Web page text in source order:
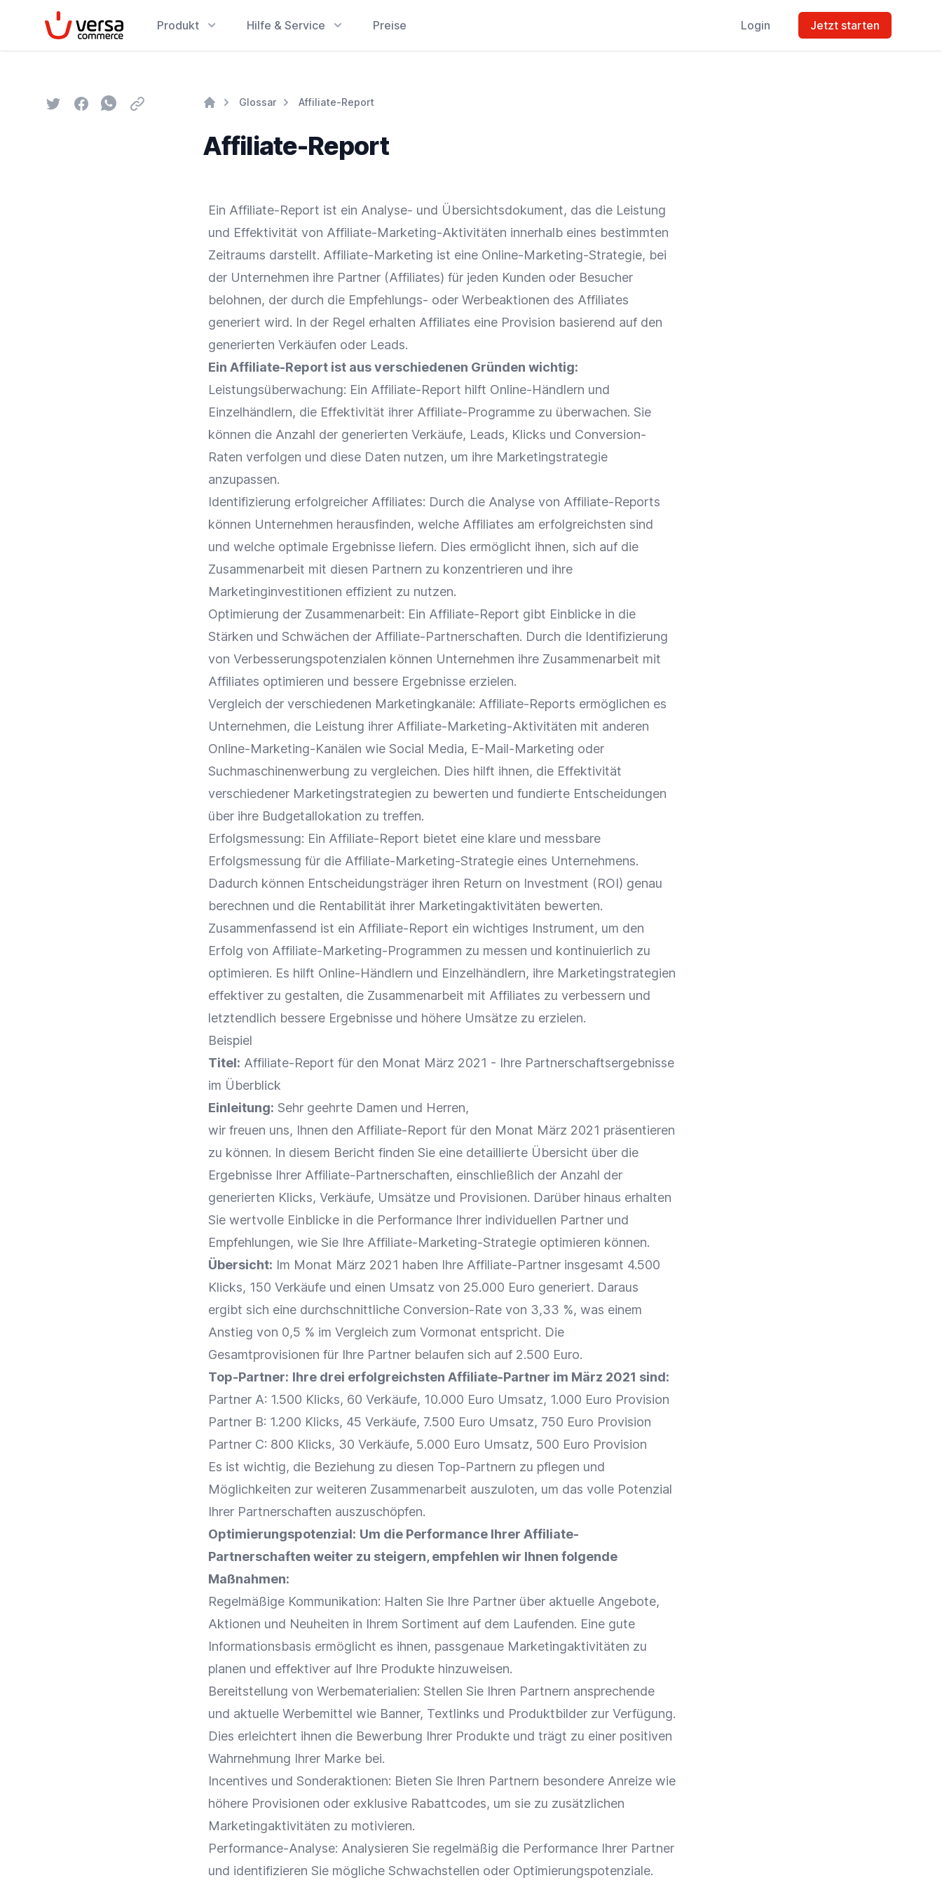
VersaCommerce Produkt Hilfe & Service Preise Login Jetzt starten
TwitterFacebookWhatsapp
Email Glossar Affiliate-Report
Affiliate-Report
Ein Affiliate-Report ist ein Analyse- und Übersichtsdokument, das die Leistung
und Effektivität von Affiliate-Marketing-Aktivitäten innerhalb eines bestimmten
Zeitraums darstellt. Affiliate-Marketing ist eine Online-Marketing-Strategie, bei
der Unternehmen ihre Partner (Affiliates) für jeden Kunden oder Besucher
belohnen, der durch die Empfehlungs- oder Werbeaktionen des Affiliates
generiert wird. In der Regel erhalten Affiliates eine Provision basierend auf den
generierten Verkäufen oder Leads.
Ein Affiliate-Report ist aus verschiedenen Gründen wichtig:
Leistungsüberwachung: Ein Affiliate-Report hilft Online-Händlern und
Einzelhändlern, die Effektivität ihrer Affiliate-Programme zu überwachen. Sie
können die Anzahl der generierten Verkäufe, Leads, Klicks und Conversion-
Raten verfolgen und diese Daten nutzen, um ihre Marketingstrategie
anzupassen.
Identifizierung erfolgreicher Affiliates: Durch die Analyse von Affiliate-Reports
können Unternehmen herausfinden, welche Affiliates am erfolgreichsten sind
und welche optimale Ergebnisse liefern. Dies ermöglicht ihnen, sich auf die
Zusammenarbeit mit diesen Partnern zu konzentrieren und ihre
Marketinginvestitionen effizient zu nutzen.
Optimierung der Zusammenarbeit: Ein Affiliate-Report gibt Einblicke in die
Stärken und Schwächen der Affiliate-Partnerschaften. Durch die Identifizierung
von Verbesserungspotenzialen können Unternehmen ihre Zusammenarbeit mit
Affiliates optimieren und bessere Ergebnisse erzielen.
Vergleich der verschiedenen Marketingkanäle: Affiliate-Reports ermöglichen es
Unternehmen, die Leistung ihrer Affiliate-Marketing-Aktivitäten mit anderen
Online-Marketing-Kanälen wie Social Media, E-Mail-Marketing oder
Suchmaschinenwerbung zu vergleichen. Dies hilft ihnen, die Effektivität
verschiedener Marketingstrategien zu bewerten und fundierte Entscheidungen
über ihre Budgetallokation zu treffen.
Erfolgsmessung: Ein Affiliate-Report bietet eine klare und messbare
Erfolgsmessung für die Affiliate-Marketing-Strategie eines Unternehmens.
Dadurch können Entscheidungsträger ihren Return on Investment (ROI) genau
berechnen und die Rentabilität ihrer Marketingaktivitäten bewerten.
Zusammenfassend ist ein Affiliate-Report ein wichtiges Instrument, um den
Erfolg von Affiliate-Marketing-Programmen zu messen und kontinuierlich zu
optimieren. Es hilft Online-Händlern und Einzelhändlern, ihre Marketingstrategien
effektiver zu gestalten, die Zusammenarbeit mit Affiliates zu verbessern und
letztendlich bessere Ergebnisse und höhere Umsätze zu erzielen.
Beispiel
Titel: Affiliate-Report für den Monat März 2021 - Ihre Partnerschaftsergebnisse
im Überblick
Einleitung: Sehr geehrte Damen und Herren,
wir freuen uns, Ihnen den Affiliate-Report für den Monat März 2021 präsentieren
zu können. In diesem Bericht finden Sie eine detaillierte Übersicht über die
Ergebnisse Ihrer Affiliate-Partnerschaften, einschließlich der Anzahl der
generierten Klicks, Verkäufe, Umsätze und Provisionen. Darüber hinaus erhalten
Sie wertvolle Einblicke in die Performance Ihrer individuellen Partner und
Empfehlungen, wie Sie Ihre Affiliate-Marketing-Strategie optimieren können.
Übersicht: Im Monat März 2021 haben Ihre Affiliate-Partner insgesamt 4.500
Klicks, 150 Verkäufe und einen Umsatz von 25.000 Euro generiert. Daraus
ergibt sich eine durchschnittliche Conversion-Rate von 3,33 %, was einem
Anstieg von 0,5 % im Vergleich zum Vormonat entspricht. Die
Gesamtprovisionen für Ihre Partner belaufen sich auf 2.500 Euro.
Top-Partner: Ihre drei erfolgreichsten Affiliate-Partner im März 2021 sind:
Partner A: 1.500 Klicks, 60 Verkäufe, 10.000 Euro Umsatz, 1.000 Euro Provision
Partner B: 1.200 Klicks, 45 Verkäufe, 7.500 Euro Umsatz, 750 Euro Provision
Partner C: 800 Klicks, 30 Verkäufe, 5.000 Euro Umsatz, 500 Euro Provision
Es ist wichtig, die Beziehung zu diesen Top-Partnern zu pflegen und
Möglichkeiten zur weiteren Zusammenarbeit auszuloten, um das volle Potenzial
Ihrer Partnerschaften auszuschöpfen.
Optimierungspotenzial: Um die Performance Ihrer Affiliate-
Partnerschaften weiter zu steigern, empfehlen wir Ihnen folgende
Maßnahmen:
Regelmäßige Kommunikation: Halten Sie Ihre Partner über aktuelle Angebote,
Aktionen und Neuheiten in Ihrem Sortiment auf dem Laufenden. Eine gute
Informationsbasis ermöglicht es ihnen, passgenaue Marketingaktivitäten zu
planen und effektiver auf Ihre Produkte hinzuweisen.
Bereitstellung von Werbematerialien: Stellen Sie Ihren Partnern ansprechende
und aktuelle Werbemittel wie Banner, Textlinks und Produktbilder zur Verfügung.
Dies erleichtert ihnen die Bewerbung Ihrer Produkte und trägt zu einer positiven
Wahrnehmung Ihrer Marke bei.
Incentives und Sonderaktionen: Bieten Sie Ihren Partnern besondere Anreize wie
höhere Provisionen oder exklusive Rabattcodes, um sie zu zusätzlichen
Marketingaktivitäten zu motivieren.
Performance-Analyse: Analysieren Sie regelmäßig die Performance Ihrer Partner
und identifizieren Sie mögliche Schwachstellen oder Optimierungspotenziale.